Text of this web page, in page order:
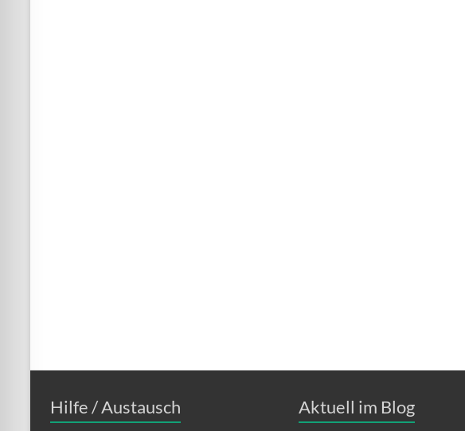
Hilfe / Austausch Aktuell im Blog